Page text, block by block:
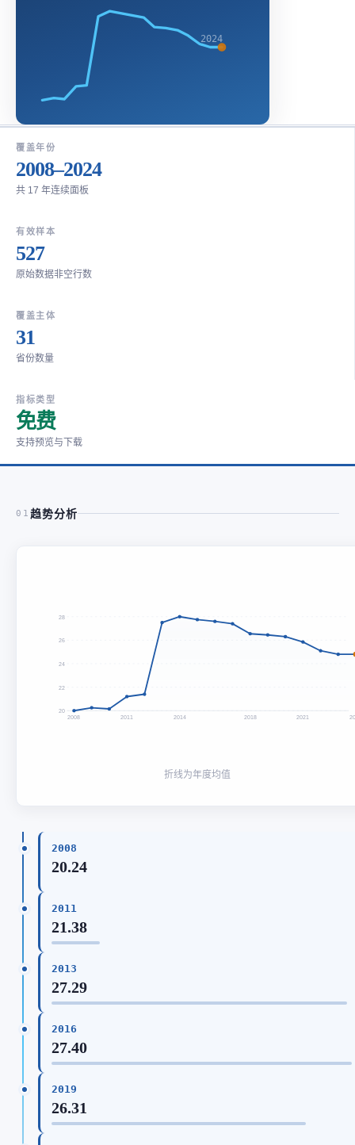
2024
覆盖年份
2008–2024
共 17 年连续面板
有效样本
527
原始数据非空行数
覆盖主体
31
省份数量
指标类型
免费
支持预览与下载
01 趋势分析
28
26
24
22
20
2008 2011 2014 2018 2021
折线为年度均值
2008
20.24
2011
21.38
2013
27.29
2016
27.40
2019
26.31